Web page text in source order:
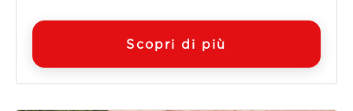
Scopri di più